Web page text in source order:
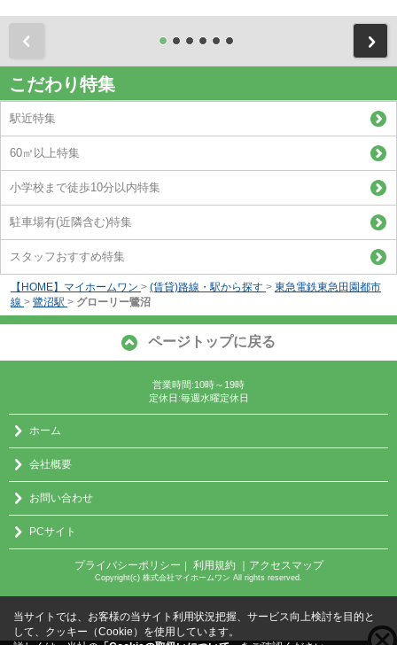
こだわり特集
駅近特集
60㎡以上特集
小学校まで徒歩10分以内特集
駐車場有(近隣含む)特集
スタッフおすすめ特集
【HOME】マイホームワン > (賃貸)路線・駅から探す > 東急電鉄東急田園都市
線 > 鷺沼駅 > グローリー鷺沼
ページトップに戻る
営業時間:10時～19時
定休日:毎週水曜定休日
ホーム
会社概要
お問い合わせ
PCサイト
プライバシーポリシー 利用規約 ｜アクセスマップ
Copyright(c) 株式会社マイホームワン All rights reserved.
当サイトでは、お客様の当サイト利用状況把握、サービス向上検討を目的と
して、クッキー（Cookie）を使用しています。